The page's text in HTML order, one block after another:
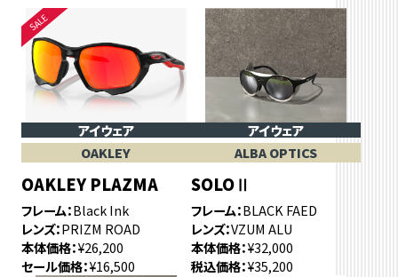
アイウェア
OAKLEY
OAKLEY PLAZMA
フレーム Black Ink
レンズ PRIZM ROAD
本体価格 ¥26,200
セール価格 ¥16,500
アイウェア
ALBA OPTICS
SOLOⅡ
フレーム BLACK FAED
レンズ VZUM ALU
本体価格 ¥32,000
税込価格 ¥35,200